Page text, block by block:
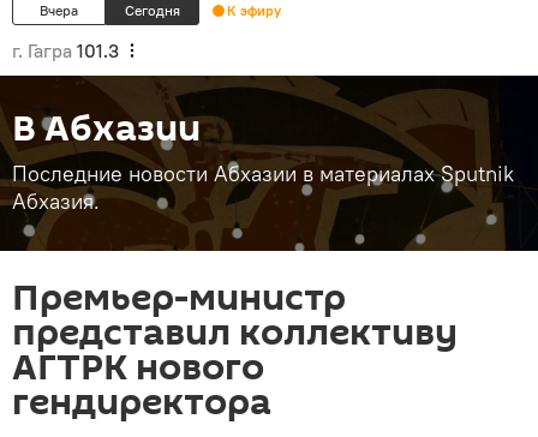
Вчера Сегодня К эфиру
г. Гагра 101.3
В Абхазии
Последние новости Абхазии в материалах Sputnik
Абхазия.
Премьер-министр
представил коллективу
АГТРК нового
гендиректора